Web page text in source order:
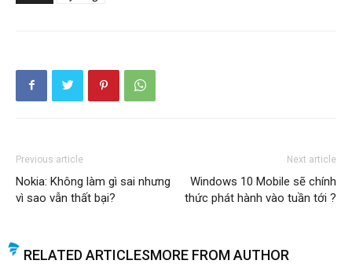
Previous article
Nokia: Không làm gì sai nhưng
vì sao vẫn thất bại?
Next article
Windows 10 Mobile sẽ chính
thức phát hành vào tuần tới ?
RELATED ARTICLESMORE FROM AUTHOR